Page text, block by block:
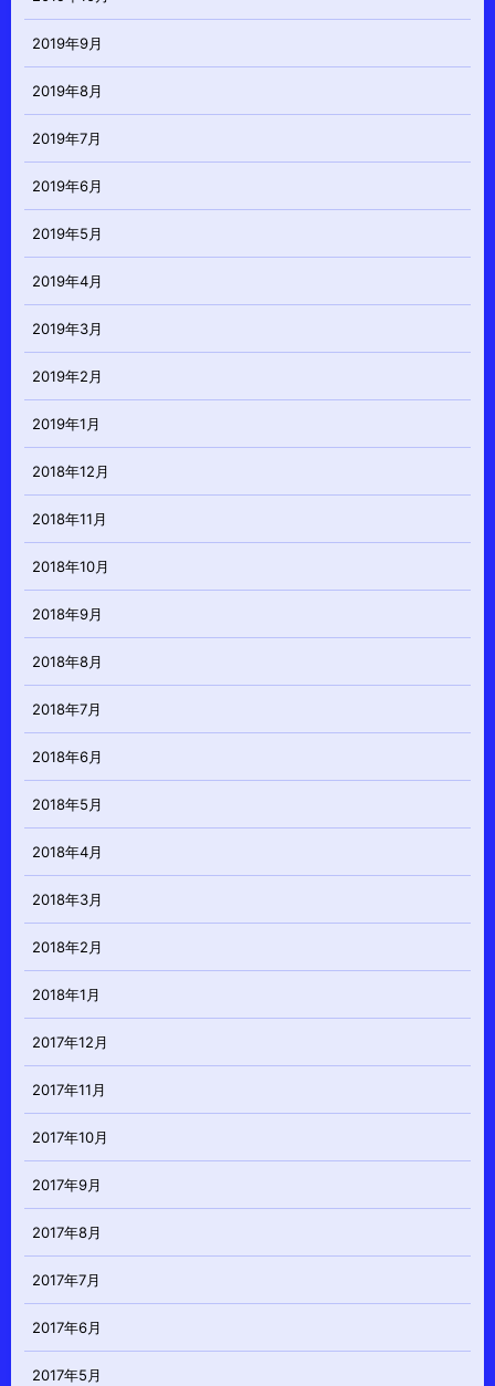
2019年9月
2019年8月
2019年7月
2019年6月
2019年5月
2019年4月
2019年3月
2019年2月
2019年1月
2018年12月
2018年11月
2018年10月
2018年9月
2018年8月
2018年7月
2018年6月
2018年5月
2018年4月
2018年3月
2018年2月
2018年1月
2017年12月
2017年11月
2017年10月
2017年9月
2017年8月
2017年7月
2017年6月
2017年5月